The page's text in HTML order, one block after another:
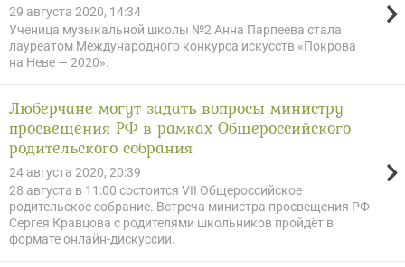
29 августа 2020, 14:34
Ученица музыкальной школы №2 Анна Парпеева стала
лауреатом Международного конкурса искусств «Покрова
на Неве — 2020».
Люберчане могут задать вопросы министру
просвещения РФ в рамках Общероссийского
родительского собрания
24 августа 2020, 20:39
28 августа в 11:00 состоится VII Общероссийское
родительское собрание. Встреча министра просвещения РФ
Сергея Кравцова с родителями школьников пройдёт в
формате онлайн-дискуссии.